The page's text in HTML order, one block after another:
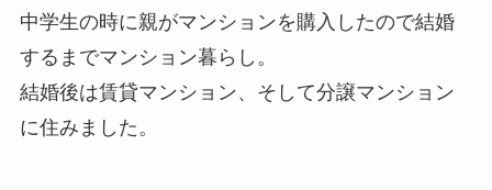
中学生の時に親がマンションを購入したので結婚
するまでマンション暮らし。
結婚後は賃貸マンション、そして分譲マンション
に住みました。